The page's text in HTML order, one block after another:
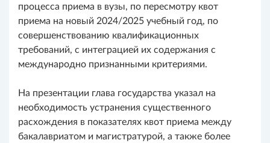
процесса приема в вузы, по пересмотру квот
приема на новый 2024/2025 учебный год, по
совершенствованию квалификационных
требований, с интеграцией их содержания с
международно признанными критериями.
На презентации глава государства указал на
необходимость устранения существенного
расхождения в показателях квот приема между
бакалавриатом и магистратурой, а также более